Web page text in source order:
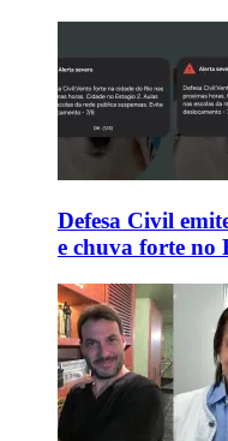
Defesa Civil
e chuva forte no